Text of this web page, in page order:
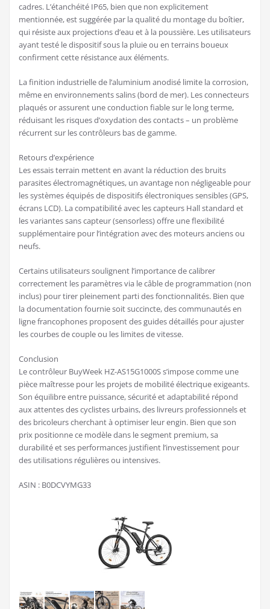
cadres. L’étanchéité IP65, bien que non explicitement
mentionnée, est suggérée par la qualité du montage du boîtier,
qui résiste aux projections d’eau et à la poussière. Les utilisateurs
ayant testé le dispositif sous la pluie ou en terrains boueux
confirment cette résistance aux éléments.
La finition industrielle de l’aluminium anodisé limite la corrosion,
même en environnements salins (bord de mer). Les connecteurs
plaqués or assurent une conduction fiable sur le long terme,
réduisant les risques d’oxydation des contacts – un problème
récurrent sur les contrôleurs bas de gamme.
Retours d’expérience
Les essais terrain mettent en avant la réduction des bruits
parasites électromagnétiques, un avantage non négligeable pour
les systèmes équipés de dispositifs électroniques sensibles (GPS,
écrans LCD). La compatibilité avec les capteurs Hall standard et
les variantes sans capteur (sensorless) offre une flexibilité
supplémentaire pour l’intégration avec des moteurs anciens ou
neufs.
Certains utilisateurs soulignent l’importance de calibrer
correctement les paramètres via le câble de programmation (non
inclus) pour tirer pleinement parti des fonctionnalités. Bien que
la documentation fournie soit succincte, des communautés en
ligne francophones proposent des guides détaillés pour ajuster
les courbes de couple ou les limites de vitesse.
Conclusion
Le contrôleur BuyWeek HZ-AS15G1000S s’impose comme une
pièce maîtresse pour les projets de mobilité électrique exigeants.
Son équilibre entre puissance, sécurité et adaptabilité répond
aux attentes des cyclistes urbains, des livreurs professionnels et
des bricoleurs cherchant à optimiser leur engin. Bien que son
prix positionne ce modèle dans le segment premium, sa
durabilité et ses performances justifient l’investissement pour
des utilisations régulières ou intensives.
ASIN : B0DCVYMG33